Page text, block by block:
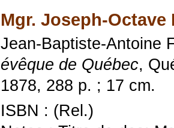
Mgr. Joseph-Octave
Jean-Baptiste-Antoine
évêque de Québec,
1878, 288 p. ; 17 cm.
ISBN : (Rel.)